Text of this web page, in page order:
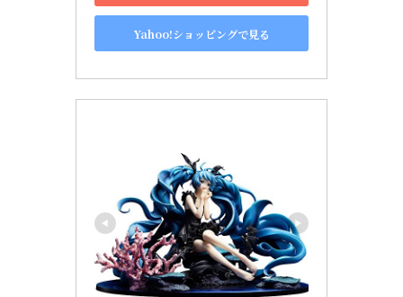
Yahoo!ショッピングで見る